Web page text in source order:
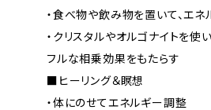
・食べ物や飲み物を置いて、エ
・クリスタルやオルゴナイトを使
フルな相乗効果をもたらす
■ヒーリング＆瞑想
・体にのせてエネルギー調整